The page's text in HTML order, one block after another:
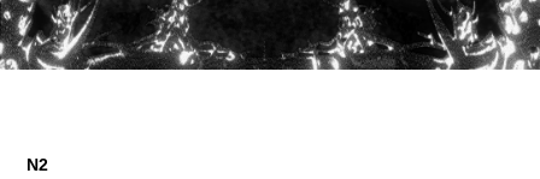
N2